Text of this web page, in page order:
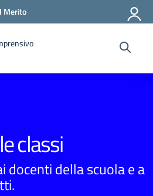
Merito
classi
docenti della scuola e a